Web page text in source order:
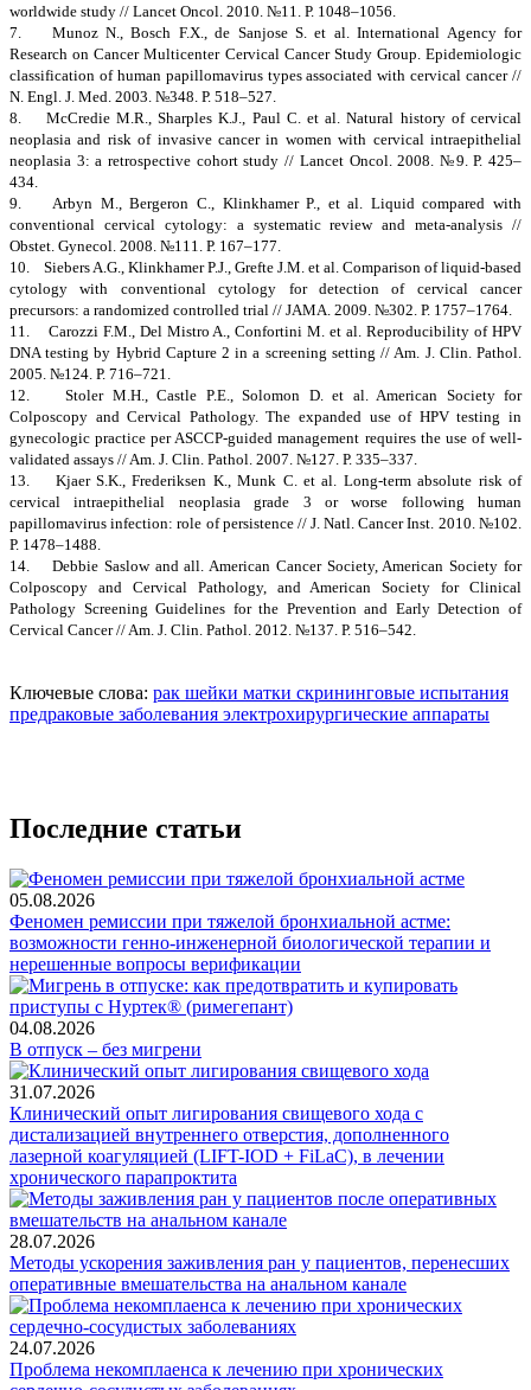
worldwide study // Lancet Oncol. 2010. №11. Р. 1048–1056.
7. Munoz N., Bosch F.X., de Sanjose S. et al. International Agency for
Research on Cancer Multicenter Cervical Cancer Study Group. Epidemiologic
classification of human papillomavirus types associated with cervical cancer //
N. Engl. J. Med. 2003. №348. Р. 518–527.
8. McCredie M.R., Sharples K.J., Paul C. et al. Natural history of cervical
neoplasia and risk of invasive cancer in women with cervical intraepithelial
neoplasia 3: a retrospective cohort study // Lancet Oncol. 2008. №9. Р. 425–
434.
9. Arbyn M., Bergeron C., Klinkhamer P., et al. Liquid compared with
conventional cervical cytology: a systematic review and meta-analysis //
Obstet. Gynecol. 2008. №111. Р. 167–177.
10. Siebers A.G., Klinkhamer P.J., Grefte J.M. et al. Comparison of liquid-based
cytology with conventional cytology for detection of cervical cancer
precursors: a randomized controlled trial // JAMA. 2009. №302. Р. 1757–1764.
11. Carozzi F.M., Del Mistro A., Confortini M. et al. Reproducibility of HPV
DNA testing by Hybrid Capture 2 in a screening setting // Am. J. Clin. Pathol.
2005. №124. Р. 716–721.
12. Stoler M.H., Castle P.E., Solomon D. et al. American Society for
Colposcopy and Cervical Pathology. The expanded use of HPV testing in
gynecologic practice per ASCCP-guided management requires the use of well-
validated assays // Am. J. Clin. Pathol. 2007. №127. Р. 335–337.
13. Kjaer S.K., Frederiksen K., Munk C. et al. Long-term absolute risk of
cervical intraepithelial neoplasia grade 3 or worse following human
papillomavirus infection: role of persistence // J. Natl. Cancer Inst. 2010. №102.
Р. 1478–1488.
14. Debbie Saslow and all. American Cancer Society, American Society for
Colposcopy and Cervical Pathology, and American Society for Clinical
Pathology Screening Guidelines for the Prevention and Early Detection of
Cervical Cancer // Am. J. Clin. Pathol. 2012. №137. Р. 516–542.
Ключевые слова: рак шейки матки скрининговые испытания
предраковые заболевания электрохирургические аппараты
Последние статьи
05.08.2026
Феномен ремиссии при тяжелой бронхиальной астме:
возможности генно-инженерной биологической терапии и
нерешенные вопросы верификации
04.08.2026
В отпуск – без мигрени
31.07.2026
Клинический опыт лигирования свищевого хода с
дистализацией внутреннего отверстия, дополненного
лазерной коагуляцией (LIFT-IOD + FiLaC), в лечении
хронического парапроктита
28.07.2026
Методы ускорения заживления ран у пациентов, перенесших
оперативные вмешательства на анальном канале
24.07.2026
Проблема некомплаенса к лечению при хронических